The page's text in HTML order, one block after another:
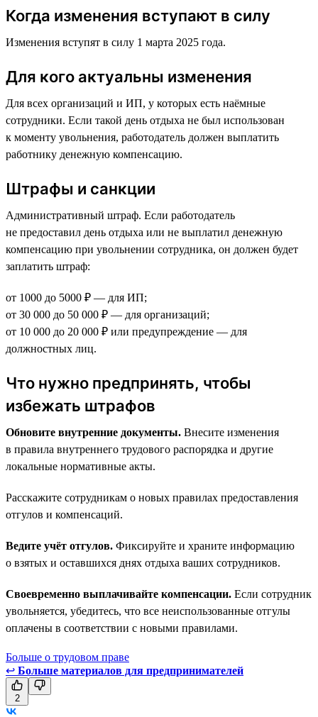
Когда изменения вступают в силу
Изменения вступят в силу 1 марта 2025 года.
Для кого актуальны изменения
Для всех организаций и ИП, у которых есть наёмные
сотрудники. Если такой день отдыха не был использован
к моменту увольнения, работодатель должен выплатить
работнику денежную компенсацию.
Штрафы и санкции
Административный штраф. Если работодатель
не предоставил день отдыха или не выплатил денежную
компенсацию при увольнении сотрудника, он должен будет
заплатить штраф:
от 1000 до 5000 ₽ — для ИП;
от 30 000 до 50 000 ₽ — для организаций;
от 10 000 до 20 000 ₽ или предупреждение — для
должностных лиц.
Что нужно предпринять, чтобы
избежать штрафов
Обновите внутренние документы. Внесите изменения
в правила внутреннего трудового распорядка и другие
локальные нормативные акты.
Расскажите сотрудникам о новых правилах предоставления
отгулов и компенсаций.
Ведите учёт отгулов. Фиксируйте и храните информацию
о взятых и оставшихся днях отдыха ваших сотрудников.
Своевременно выплачивайте компенсации. Если сотрудник
увольняется, убедитесь, что все неиспользованные отгулы
оплачены в соответствии с новыми правилами.
Больше о трудовом праве
↩ Больше материалов для предпринимателей
2